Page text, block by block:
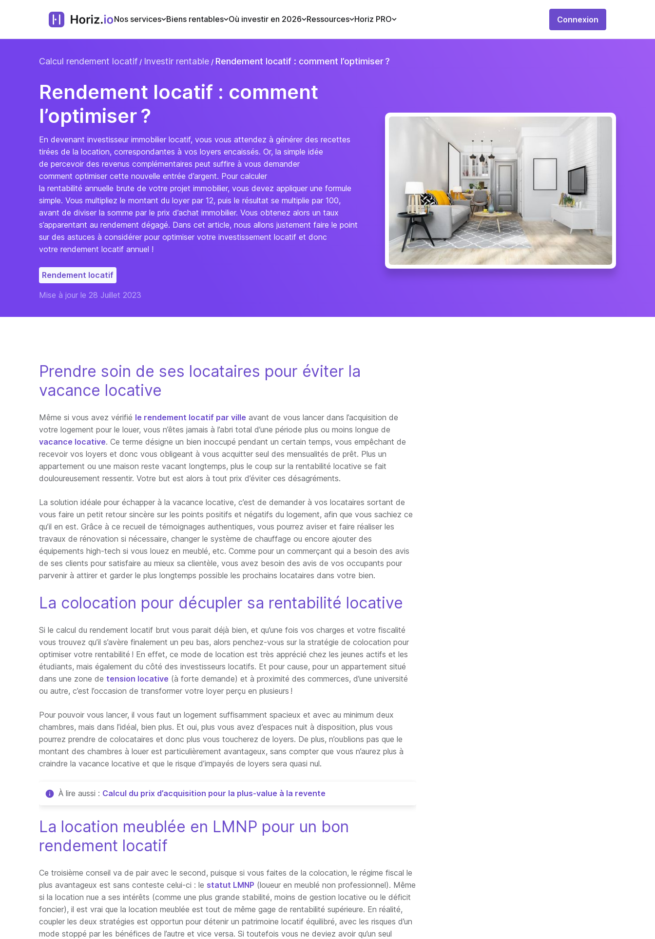
Nos services Biens rentables Où investir en 2026 Ressources Horiz PRO Connexion
Calcul rendement locatif Investir rentable Rendement locatif : comment l’optimiser ?
Rendement locatif : comment
l’optimiser ?
En devenant investisseur immobilier locatif, vous vous attendez à générer des recettes
tirées de la location, correspondantes à vos loyers encaissés. Or, la simple idée
de percevoir des revenus complémentaires peut suffire à vous demander
comment optimiser cette nouvelle entrée d’argent. Pour calculer
la rentabilité annuelle brute de votre projet immobilier, vous devez appliquer une formule
simple. Vous multipliez le montant du loyer par 12, puis le résultat se multiplie par 100,
avant de diviser la somme par le prix d’achat immobilier. Vous obtenez alors un taux
s’apparentant au rendement dégagé. Dans cet article, nous allons justement faire le point
sur des astuces à considérer pour optimiser votre investissement locatif et donc
votre rendement locatif annuel !
Rendement locatif
Mise à jour le 28 Juillet 2023
Prendre soin de ses locataires pour éviter la
vacance locative
Même si vous avez vérifié le rendement locatif par ville avant de vous lancer dans l’acquisition de
votre logement pour le louer, vous n’êtes jamais à l’abri total d’une période plus ou moins longue de
vacance locative. Ce terme désigne un bien inoccupé pendant un certain temps, vous empêchant de
recevoir vos loyers et donc vous obligeant à vous acquitter seul des mensualités de prêt. Plus un
appartement ou une maison reste vacant longtemps, plus le coup sur la rentabilité locative se fait
douloureusement ressentir. Votre but est alors à tout prix d’éviter ces désagréments.
La solution idéale pour échapper à la vacance locative, c’est de demander à vos locataires sortant de
vous faire un petit retour sincère sur les points positifs et négatifs du logement, afin que vous sachiez ce
qu’il en est. Grâce à ce recueil de témoignages authentiques, vous pourrez aviser et faire réaliser les
travaux de rénovation si nécessaire, changer le système de chauffage ou encore ajouter des
équipements high-tech si vous louez en meublé, etc. Comme pour un commerçant qui a besoin des avis
de ses clients pour satisfaire au mieux sa clientèle, vous avez besoin des avis de vos occupants pour
parvenir à attirer et garder le plus longtemps possible les prochains locataires dans votre bien.
La colocation pour décupler sa rentabilité locative
Si le calcul du rendement locatif brut vous parait déjà bien, et qu’une fois vos charges et votre fiscalité
vous trouvez qu’il s’avère finalement un peu bas, alors penchez-vous sur la stratégie de colocation pour
optimiser votre rentabilité ! En effet, ce mode de location est très apprécié chez les jeunes actifs et les
étudiants, mais également du côté des investisseurs locatifs. Et pour cause, pour un appartement situé
dans une zone de tension locative (à forte demande) et à proximité des commerces, d’une université
ou autre, c’est l’occasion de transformer votre loyer perçu en plusieurs !
Pour pouvoir vous lancer, il vous faut un logement suffisamment spacieux et avec au minimum deux
chambres, mais dans l’idéal, bien plus. Et oui, plus vous avez d’espaces nuit à disposition, plus vous
pourrez prendre de colocataires et donc plus vous toucherez de loyers. De plus, n’oublions pas que le
montant des chambres à louer est particulièrement avantageux, sans compter que vous n’aurez plus à
craindre la vacance locative et que le risque d’impayés de loyers sera quasi nul.
À lire aussi : Calcul du prix d’acquisition pour la plus-value à la revente
La location meublée en LMNP pour un bon
rendement locatif
Ce troisième conseil va de pair avec le second, puisque si vous faites de la colocation, le régime fiscal le
plus avantageux est sans conteste celui-ci : le statut LMNP (loueur en meublé non professionnel). Même
si la location nue a ses intérêts (comme une plus grande stabilité, moins de gestion locative ou le déficit
foncier), il est vrai que la location meublée est tout de même gage de rentabilité supérieure. En réalité,
coupler les deux stratégies est opportun pour détenir un patrimoine locatif équilibré, avec les risques d’un
mode stoppé par les bénéfices de l’autre et vice versa. Si toutefois vous ne deviez avoir qu’un seul